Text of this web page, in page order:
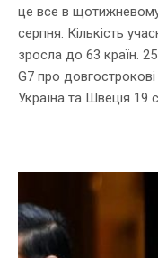
це все в
серпня. Кількість
зросла до 63 країн.
G7 про довгострокові
Україна та Швеція 19